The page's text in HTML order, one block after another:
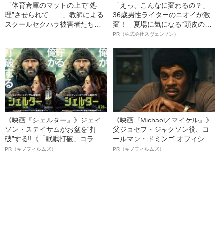
「体育倉庫のマットの上で“処
理”させられて……」教師による
スクールセクハラ被害者たちが
「えっ、こんなに変わるの？」
36歳男性ライターのニオイが激
変！ 夏場に気になる“頭皮のニ
オイ”や“ベタつき”を解消す
ト”が生み出した徹底ケアとは
PR（株式会社スヴェンソン）
《映画『シェルター』》ジェイ
ソン・ステイサムがお盆を“打
破”する!!《「眠眠打破」コラ
ボ》
PR（キノフィルムズ）
《映画『Michael／マイケル』》
父ジョセフ・ジャクソン役、コ
ールマン・ドミンゴ オフィシャ
ルインタビュー“観客を魅了した
PR（キノフィルムズ）